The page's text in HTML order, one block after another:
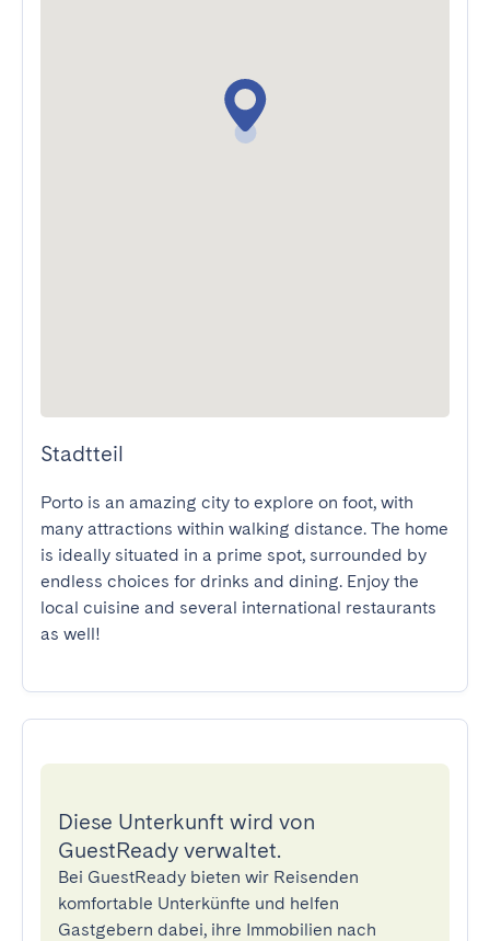
Stadtteil
Porto is an amazing city to explore on foot, with
many attractions within walking distance. The home
is ideally situated in a prime spot, surrounded by
endless choices for drinks and dining. Enjoy the
local cuisine and several international restaurants
as well!
Diese Unterkunft wird von
GuestReady verwaltet.
Bei GuestReady bieten wir Reisenden
komfortable Unterkünfte und helfen
Gastgebern dabei, ihre Immobilien nach